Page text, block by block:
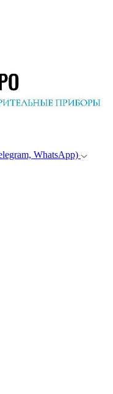
WhatsApp)